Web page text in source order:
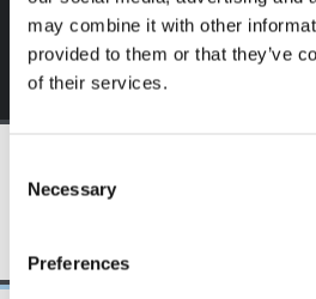
may combine it with other
provided to them or that they’ve
of their services.
Selection
Necessary
Preferences